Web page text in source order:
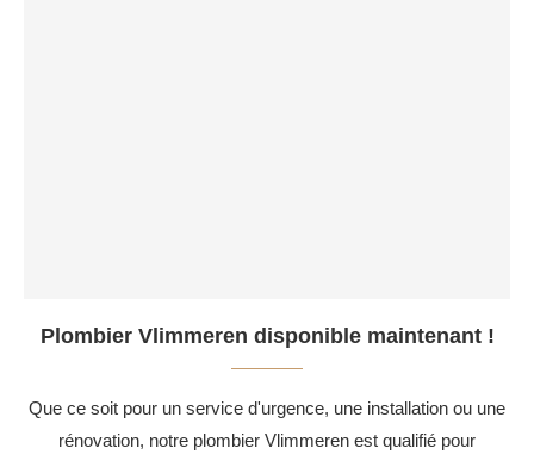
Plombier Vlimmeren disponible maintenant !
Que ce soit pour un service d'urgence, une installation ou une
rénovation, notre plombier Vlimmeren est qualifié pour